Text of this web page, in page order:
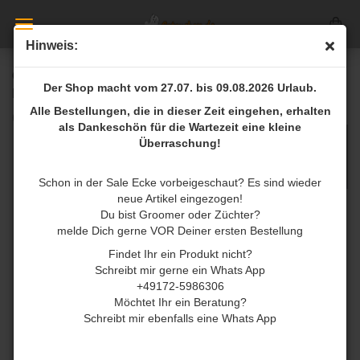
Hinweis:
Der Shop macht vom 27.07. bis 09.08.2026 Urlaub.
Alle Bestellungen, die in dieser Zeit eingehen, erhalten
als Dankeschön für die Wartezeit eine kleine
Überraschung!
Schon in der Sale Ecke vorbeigeschaut? Es sind wieder
neue Artikel eingezogen!
Du bist Groomer oder Züchter?
melde Dich gerne VOR Deiner ersten Bestellung
Findet Ihr ein Produkt nicht?
Schreibt mir gerne ein Whats App
+49172-5986306
Möchtet Ihr ein Beratung?
Schreibt mir ebenfalls eine Whats App
Cotonshop Bürste klein - für Welpen und Erwachsene
Hunde . Die Top Bürste zum Vorbürsten
(Art.Nr.: CSes2828003)